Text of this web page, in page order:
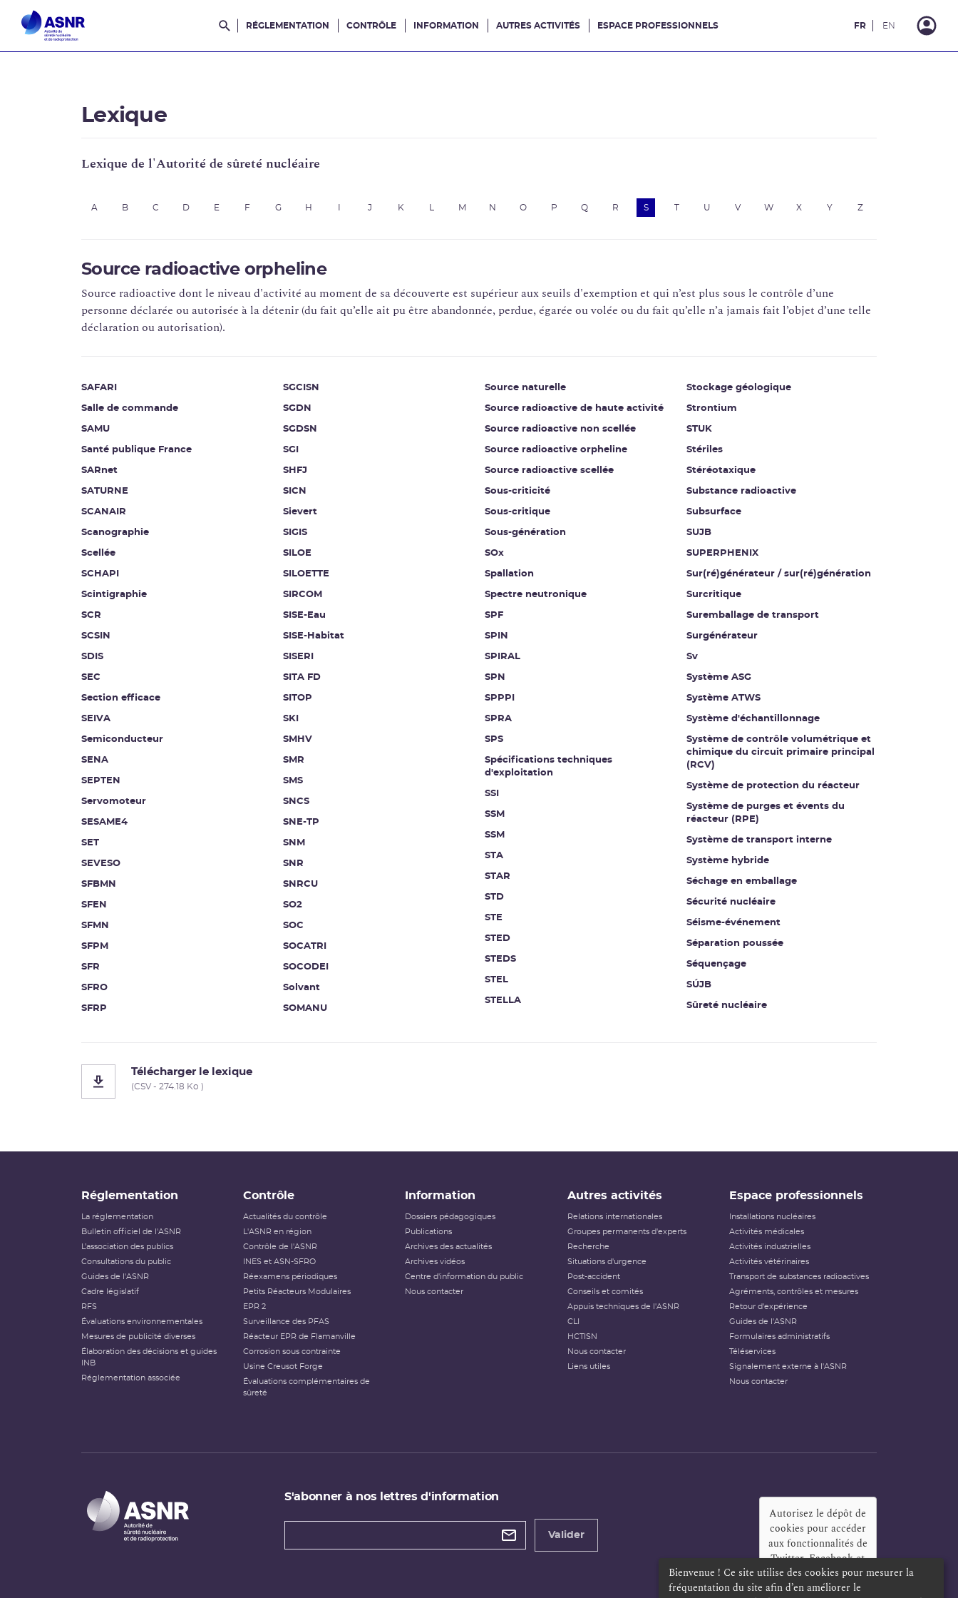
Rechercher dans le site
RÉGLEMENTATION CONTRÔLE INFORMATION AUTRES ACTIVITÉS ESPACE PROFESSIONNELS FR EN
Lexique
Lexique de l'Autorité de sûreté nucléaire
A B C D E F G H J K M N O P Q R S T U V W X Y Z
Source radioactive orpheline
Source radioactive dont le niveau d'activité au moment de sa découverte est supérieur aux seuils d'exemption et qui n’est plus sous le contrôle d’une
personne déclarée ou autorisée à la détenir (du fait qu’elle ait pu être abandonnée, perdue, égarée ou volée ou du fait qu’elle n’a jamais fait l’objet d’une telle
déclaration ou autorisation).
SAFARI
Salle de commande
SAMU
Santé publique France
SARnet
SATURNE
SCANAIR
Scanographie
Scellée
SCHAPI
Scintigraphie
SCR
SCSIN
SDIS
SEC
Section efficace
SEIVA
Semiconducteur
SENA
SEPTEN
Servomoteur
SESAME4
SET
SEVESO
SFBMN
SFEN
SFMN
SFPM
SFR
SFRO
SFRP
SGCISN
SGDN
SGDSN
SGI
SHFJ
SICN
Sievert
SIGIS
SILOE
SILOETTE
SIRCOM
SISE-Eau
SISE-Habitat
SISERI
SITA FD
SITOP
SKI
SMHV
SMR
SMS
SNCS
SNE-TP
SNM
SNR
SNRCU
SO2
SOC
SOCATRI
SOCODEI
Solvant
SOMANU
Source naturelle
Source radioactive de haute activité
Source radioactive non scellée
Source radioactive orpheline
Source radioactive scellée
Sous-criticité
Sous-critique
Sous-génération
SOx
Spallation
Spectre neutronique
SPF
SPIN
SPIRAL
SPN
SPPPI
SPRA
SPS
Spécifications techniques
d'exploitation
SSI
SSM
SSM
STA
STAR
STD
STE
STED
STEDS
STEL
STELLA
Stockage géologique
Strontium
STUK
Stériles
Stéréotaxique
Substance radioactive
Subsurface
SUJB
SUPERPHENIX
Sur(ré)générateur / sur(ré)génération
Surcritique
Suremballage de transport
Surgénérateur
Sv
Système ASG
Système ATWS
Système d'échantillonnage
Système de contrôle volumétrique et
chimique du circuit primaire principal
(RCV)
Système de protection du réacteur
Système de purges et évents du
réacteur (RPE)
Système de transport interne
Système hybride
Séchage en emballage
Sécurité nucléaire
Séisme-événement
Séparation poussée
Séquençage
SÚJB
Sûreté nucléaire
Télécharger le lexique
(CSV - 274.18 Ko )
Réglementation
La réglementation
Bulletin officiel de l'ASNR
L’association des publics
Consultations du public
Guides de l'ASNR
Cadre législatif
RFS
Évaluations environnementales
Mesures de publicité diverses
Élaboration des décisions et guides
INB
Réglementation associée
Contrôle
Actualités du contrôle
L'ASNR en région
Contrôle de l'ASNR
INES et ASN-SFRO
Réexamens périodiques
Petits Réacteurs Modulaires
EPR 2
Surveillance des PFAS
Réacteur EPR de Flamanville
Corrosion sous contrainte
Usine Creusot Forge
Évaluations complémentaires de
sûreté
Information
Dossiers pédagogiques
Publications
Archives des actualités
Archives vidéos
Centre d'information du public
Nous contacter
Autres activités
Relations internationales
Groupes permanents d'experts
Recherche
Situations d'urgence
Post-accident
Conseils et comités
Appuis techniques de l'ASNR
CLI
HCTISN
Nous contacter
Liens utiles
Espace professionnels
Installations nucléaires
Activités médicales
Activités industrielles
Activités vétérinaires
Transport de substances radioactives
Agréments, contrôles et mesures
Retour d'expérience
Guides de l'ASNR
Formulaires administratifs
Téléservices
Signalement externe à l'ASNR
Nous contacter
S'abonner à nos lettres d'information
Types de
Valider
Autorisez le dépôt de
cookies pour accéder
aux fonctionnalités de
Twitter, Facebook et
LinkedIn?
Bienvenue ! Ce site utilise des cookies pour mesurer la
fréquentation du site afin d’en améliorer le